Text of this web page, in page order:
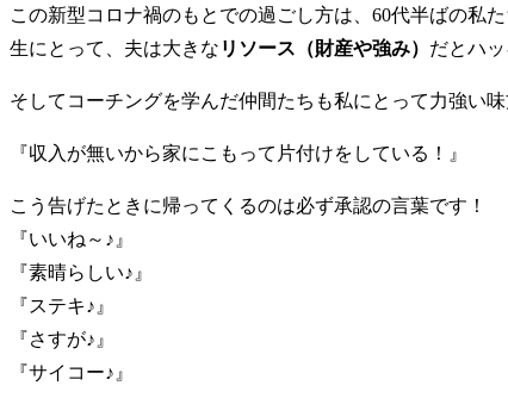
この新型コロナ禍のもとでの過ごし方は、60代半ばの私
生にとって、夫は大きな リソース（財産や強み） だとハ
そしてコーチングを学んだ仲間たちも私にとって力強い味
『収入が無いから家にこもって片付けをしている！』
こう告げたときに帰ってくるのは必ず承認の言葉です！
『いいね～♪』
『素晴らしい♪』
『ステキ♪』
『さすが♪』
『サイコー♪』